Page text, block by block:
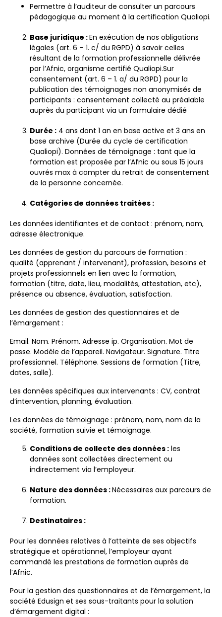
Permettre à l’auditeur de consulter un parcours
pédagogique au moment à la certification Qualiopi.
Base juridique :En exécution de nos obligations
légales (art. 6 – 1. c/ du RGPD) à savoir celles
résultant de la formation professionnelle délivrée
par l’Afnic, organisme certifié Qualiopi.Sur
consentement (art. 6 – 1. a/ du RGPD) pour la
publication des témoignages non anonymisés de
participants : consentement collecté au préalable
auprès du participant via un formulaire dédié
Durée : 4 ans dont 1 an en base active et 3 ans en
base archive (Durée du cycle de certification
Qualiopi). Données de témoignage : tant que la
formation est proposée par l’Afnic ou sous 15 jours
ouvrés max à compter du retrait de consentement
de la personne concernée.
Catégories de données traitées :
Les données identifiantes et de contact : prénom, nom,
adresse électronique.
Les données de gestion du parcours de formation :
qualité (apprenant / intervenant), profession, besoins et
projets professionnels en lien avec la formation,
formation (titre, date, lieu, modalités, attestation, etc),
présence ou absence, évaluation, satisfaction.
Les données de gestion des questionnaires et de
l’émargement :
Email. Nom. Prénom. Adresse ip. Organisation. Mot de
passe. Modèle de l’appareil. Navigateur. Signature. Titre
professionnel. Téléphone. Sessions de formation (Titre,
dates, salle).
Les données spécifiques aux intervenants : CV, contrat
d’intervention, planning, évaluation.
Les données de témoignage : prénom, nom, nom de la
société, formation suivie et témoignage.
Conditions de collecte des données : les
données sont collectées directement ou
indirectement via l’employeur.
Nature des données :Nécessaires aux parcours de
formation.
Destinataires :
Pour les données relatives à l’atteinte de ses objectifs
stratégique et opérationnel, l’employeur ayant
commandé les prestations de formation auprès de
l’Afnic.
Pour la gestion des questionnaires et de l’émargement, la
société Edusign et ses sous-traitants pour la solution
d’émargement digital :